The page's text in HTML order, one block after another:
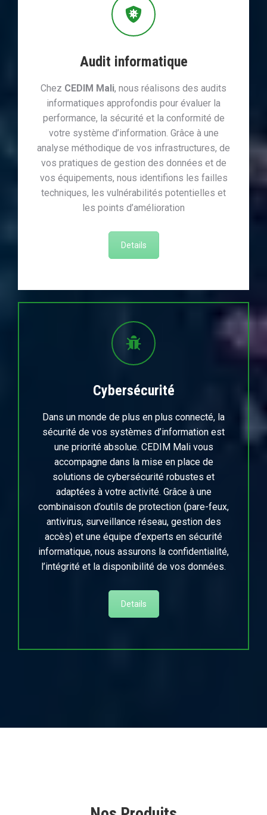
Audit informatique
Chez CEDIM Mali, nous réalisons des audits
informatiques approfondis pour évaluer la
performance, la sécurité et la conformité de
votre système d’information. Grâce à une
analyse méthodique de vos infrastructures, de
vos pratiques de gestion des données et de
vos équipements, nous identifions les failles
techniques, les vulnérabilités potentielles et
les points d’amélioration
Details
Cybersécurité
Dans un monde de plus en plus connecté, la
sécurité de vos systèmes d’information est
une priorité absolue. CEDIM Mali vous
accompagne dans la mise en place de
solutions de cybersécurité robustes et
adaptées à votre activité. Grâce à une
combinaison d’outils de protection (pare-feux,
antivirus, surveillance réseau, gestion des
accès) et une équipe d’experts en sécurité
informatique, nous assurons la confidentialité,
l’intégrité et la disponibilité de vos données.
Details